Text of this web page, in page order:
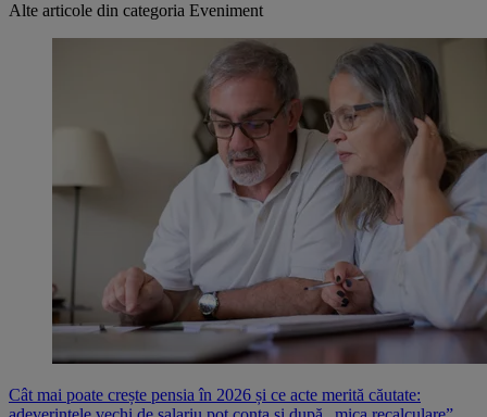
Alte articole din categoria Eveniment
Cât mai poate crește pensia în 2026 și ce acte merită căutate: